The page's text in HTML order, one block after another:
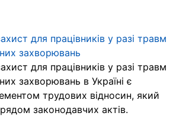
для працівників у разі травм
захворювань
для працівників у разі травм
захворювань в Україні є
трудових відносин, який
законодавчих актів.